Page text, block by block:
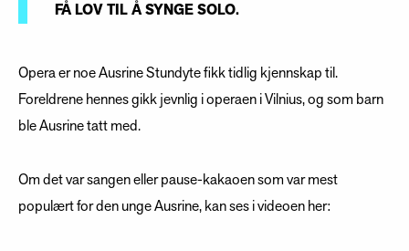
FÅ LOV TIL Å SYNGE SOLO.
Opera er noe Ausrine Stundyte fikk tidlig kjennskap til.
Foreldrene hennes gikk jevnlig i operaen i Vilnius, og som barn
ble Ausrine tatt med.
Om det var sangen eller pause-kakaoen som var mest
populært for den unge Ausrine, kan ses i videoen her: